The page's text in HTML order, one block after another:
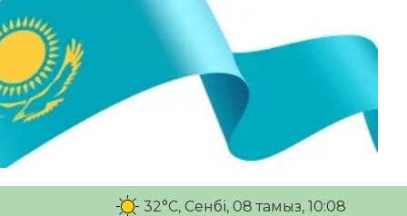
32°C, Сенбі, 08 тамыз, 10:08